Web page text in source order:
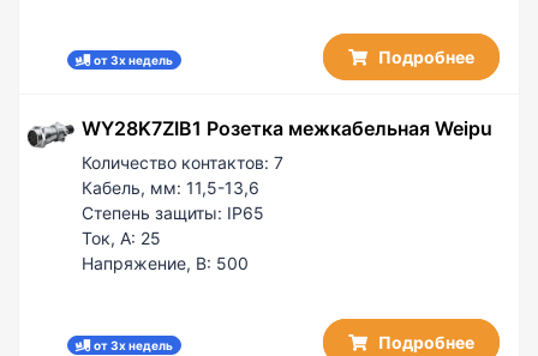
от 3х недель Подробнее
WY28K7ZIB1 Розетка межкабельная Weipu
Количество контактов: 7
Кабель, мм: 11,5-13,6
Степень защиты: IP65
Ток, А: 25
Напряжение, В: 500
от 3х недель Подробнее